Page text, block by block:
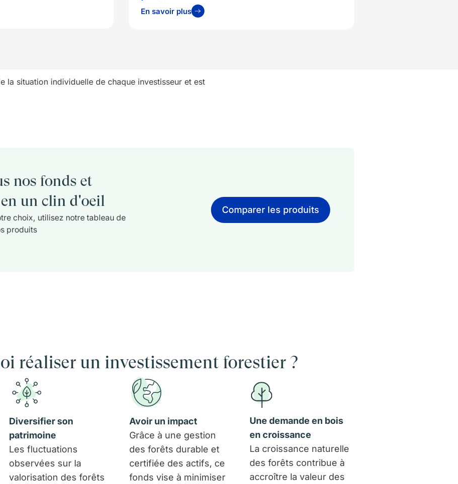
En savoir plus
la situation individuelle de chaque investisseur et est
nos fonds et
un clin d'oeil
choix, utilisez notre tableau de
produits
Comparer les produits
réaliser un investissement forestier ?
Diversifier son
patrimoine
Les fluctuations
observées sur la
valorisation des forêts
Avoir un impact
Grâce à une gestion
des forêts durable et
certifiée des actifs, ce
fonds vise à minimiser
Une demande en bois
en croissance
La croissance naturelle
des forêts contribue à
accroître la valeur des